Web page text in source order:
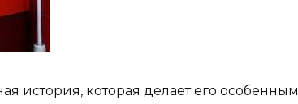
история, которая делает его особенным